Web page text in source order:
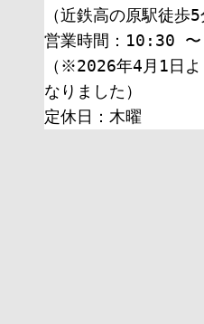
（近鉄高の原駅徒歩5
営業時間：10:30
（※2026年4月1日
なりました）
定休日：木曜